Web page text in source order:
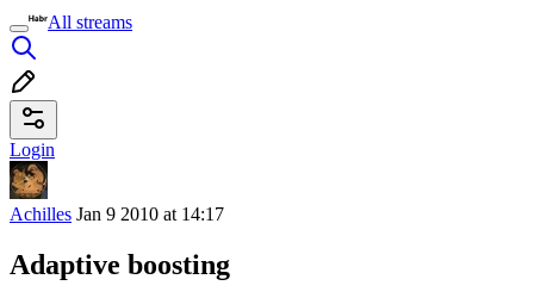
All streams
Login
Achilles Jan 9 2010 at 14:17
Adaptive boosting